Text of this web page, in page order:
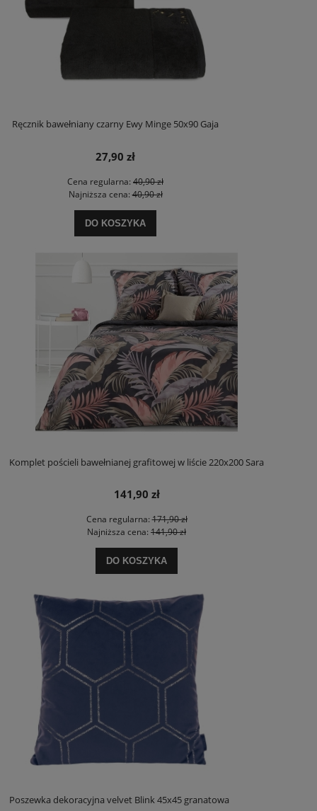
Ręcznik bawełniany czarny Ewy Minge 50x90 Gaja
27,90 zł
Cena regularna: 40,90 zł
Najniższa cena:40,90 zł
DO KOSZYKA
Komplet pościeli bawełnianej grafitowej w liście 220x200 Sara
141,90 zł
Cena regularna:171,90 zł
Najniższa cena: 141,90 zł
DO KOSZYKA
Poszewka dekoracyjna velvet Blink 45x45 granatowa